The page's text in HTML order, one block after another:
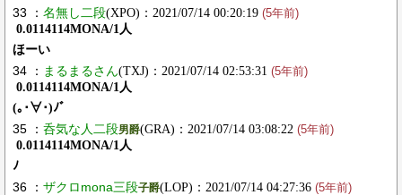
33 ： 名無し二段(XPO)：2021/07/14 00:20:19 (5年前)
0.0114114MONA/1人
ほーい
34 ： まるまるさん(TXJ)：2021/07/14 02:53:31 (5年前)
0.0114114MONA/1人
(｡･∀･)ﾉﾞ
35 ： 呑気な人二段男爵(GRA)：2021/07/14 03:08:22 (5年前)
0.0114114MONA/1人
ﾉ
36 ： ザクロmona三段子爵(LOP)：2021/07/14 04:27:36 (5年前)